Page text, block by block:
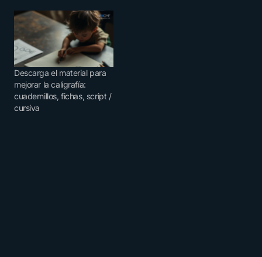
Descarga el material para
mejorar la caligrafía:
cuadernillos, fichas, script /
cursiva